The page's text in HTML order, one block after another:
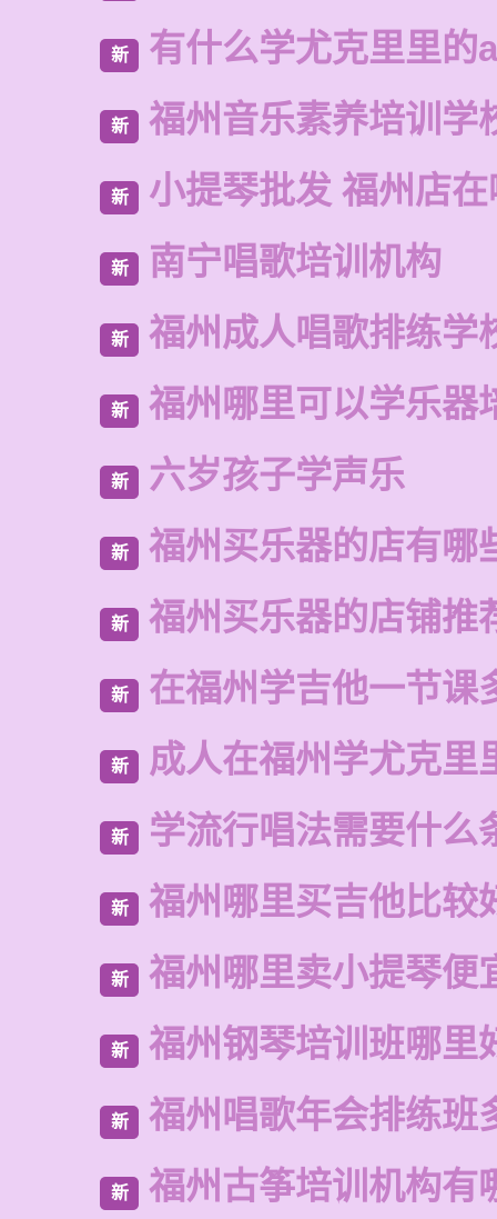
新 有什么学尤克里里的
新 福州音乐素养培训学
新 小提琴批发 福州店
新 南宁唱歌培训机构
新 福州成人唱歌排练学
新 福州哪里可以学乐器
新 六岁孩子学声乐
新 福州买乐器的店有哪
新 福州买乐器的店铺推
新 在福州学吉他一节课
新 成人在福州学尤克里
新 学流行唱法需要什么
新 福州哪里买吉他比较
新 福州哪里卖小提琴便
新 福州钢琴培训班哪里
新 福州唱歌年会排练班
新 福州古筝培训机构有